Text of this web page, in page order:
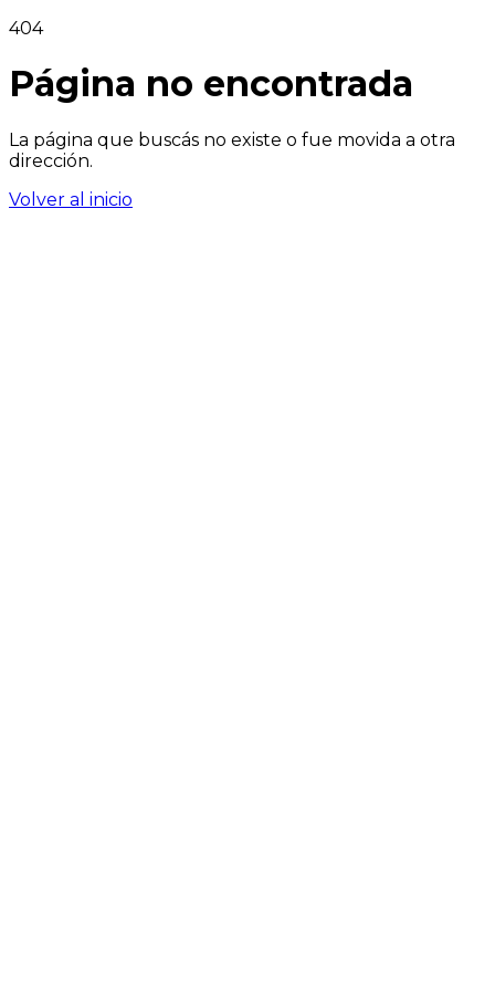
404
Página no encontrada
La página que buscás no existe o fue movida a otra
dirección.
Volver al inicio